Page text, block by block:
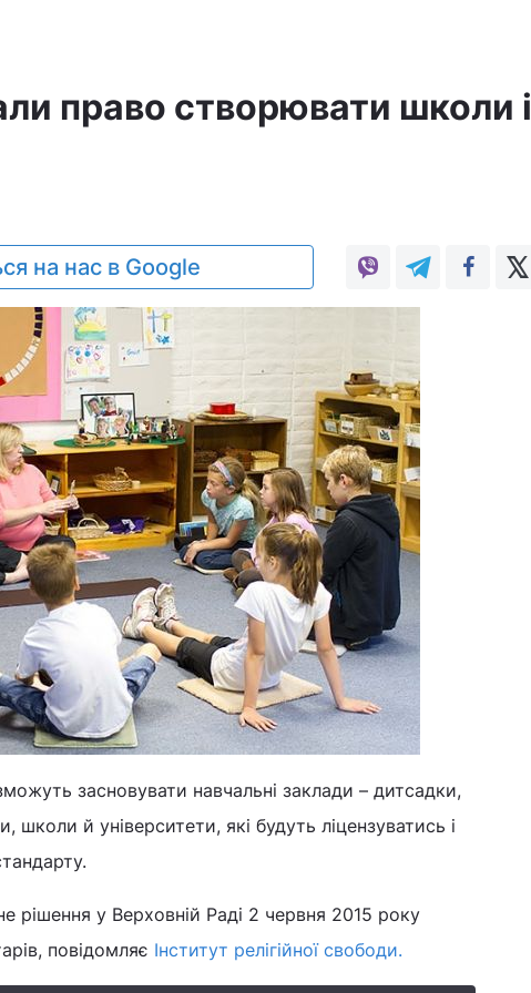
право створювати школи і
на нас в Google
зможуть засновувати навчальні заклади – дитсадки,
школи й університети, які будуть ліцензуватись і
рішення у Верховній Раді 2 червня 2015 року
повідомляє Інститут релігійної свободи.